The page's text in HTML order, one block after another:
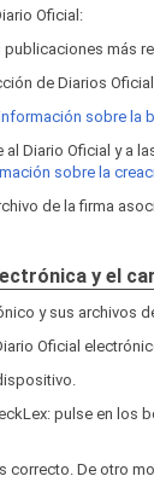
Oficial:
más
de Diarios
sobre la
Diario Oficial y a
sobre la
de la firma
y el
y sus archivos
Oficial
pulse en los
correcto. De otro